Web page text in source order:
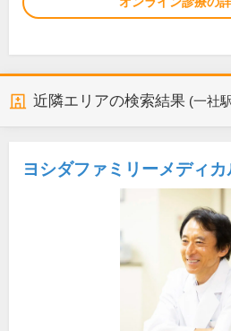
近隣エリアの検索結果 (一社
ヨシダファミリーメディ